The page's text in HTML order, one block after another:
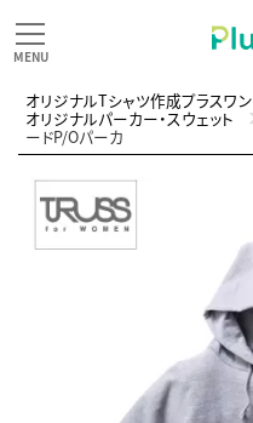
オリジナルTシャツ作成プラスワン
オリジナルパーカー・スウェット
ードP/Oパーカ